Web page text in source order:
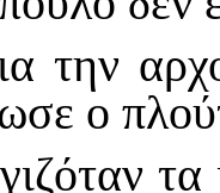
την
ο
τα